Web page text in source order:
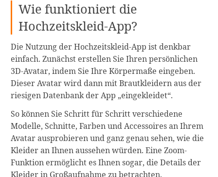
Wie funktioniert die
Hochzeitskleid-App?
Die Nutzung der Hochzeitskleid-App ist denkbar
einfach. Zunächst erstellen Sie Ihren persönlichen
3D-Avatar, indem Sie Ihre Körpermaße eingeben.
Dieser Avatar wird dann mit Brautkleidern aus der
riesigen Datenbank der App „eingekleidet“.
So können Sie Schritt für Schritt verschiedene
Modelle, Schnitte, Farben und Accessoires an Ihrem
Avatar ausprobieren und ganz genau sehen, wie die
Kleider an Ihnen aussehen würden. Eine Zoom-
Funktion ermöglicht es Ihnen sogar, die Details der
Kleider in Großaufnahme zu betrachten.